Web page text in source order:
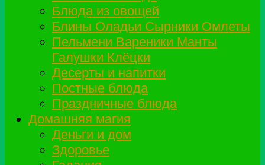
Блюда из овощей
Блины Оладьи Сырники Омлеты
Пельмени Вареники Манты
Галушки Клёцки
Десерты и напитки
Постные блюда
Праздничные блюда
Домашняя магия
Деньги и дом
Здоровье